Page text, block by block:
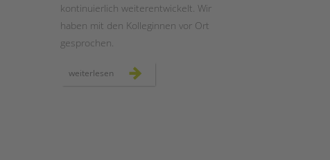
kontinuierlich weiterentwickelt. Wir
haben mit den Kolleginnen vor Ort
gesprochen.
weiterlesen sprach-